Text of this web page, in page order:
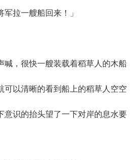
拉一艘船回来！」
，很快一艘装载着稻草人的木船
可以清晰的看到船上的稻草人空空
意识的抬头望了一下对岸的息水要